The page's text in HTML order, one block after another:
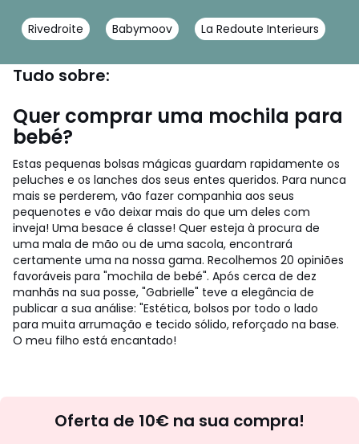
Rivedroite Babymoov La Redoute Interieurs
Tudo sobre:
Quer comprar uma mochila para
bebé?
Estas pequenas bolsas mágicas guardam rapidamente os
peluches e os lanches dos seus entes queridos. Para nunca
mais se perderem, vão fazer companhia aos seus
pequenotes e vão deixar mais do que um deles com
inveja! Uma besace é classe! Quer esteja à procura de
uma mala de mão ou de uma sacola, encontrará
certamente uma na nossa gama. Recolhemos 20 opiniões
favoráveis para "mochila de bebé". Após cerca de dez
manhãs na sua posse, "Gabrielle" teve a elegância de
publicar a sua análise: "Estética, bolsos por todo o lado
para muita arrumação e tecido sólido, reforçado na base.
O meu filho está encantado!
Oferta de 10€ na sua compra!